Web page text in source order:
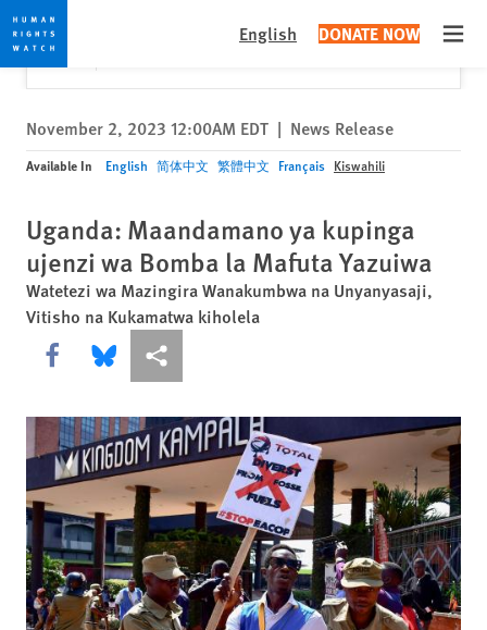
Skip
to
cookie
privacy
notice
Skip
to
main
content
English DONATE NOW
Would you like to read this page in English?
Yes
✕
November 2, 2023 12:00AM EDT | News Release
Available In English 简体中文 繁體中文 Français Kiswahili
Uganda: Maandamano ya kupinga
ujenzi wa Bomba la Mafuta Yazuiwa
Watetezi wa Mazingira Wanakumbwa na Unyanyasaji,
Vitisho na Kukamatwa kiholela
Share this via Facebook
Share this via Bluesky
More sharing options